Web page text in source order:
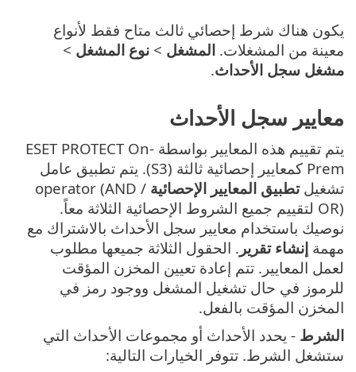
يكون هناك شرط إحصائي ثالث متاح فقط لأنواع
معينة من المشغلات. المشغل > نوع المشغل >
مشغل سجل الأحداث.
معايير سجل الأحداث
يتم تقييم هذه المعايير بواسطة ESET PROTECT On-
Prem كمعايير إحصائية ثالثة (S3). يتم تطبيق عامل
تشغيلتطبيق المعايير الإحصائية operator (AND /
OR) لتقييم جميع الشروط الإحصائية الثلاثة معاً.
نوصيك باستخدام معايير سجل الأحداث بالاشتراك مع
مهمة إنشاء تقرير . الحقول الثلاثة جميعها مطلوب
لعمل المعايير. تتم إعادة تعيين المخزن المؤقت
للرموز في حال تشغيل المشغل ووجود رمز في
المخزن المؤقت بالفعل.
الشرط - يحدد الأحداث أو مجموعات الأحداث التي
ستشغل الشرط. تتوفر الخيارات التالية: